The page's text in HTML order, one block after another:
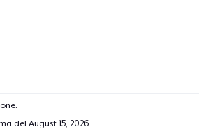
del August 15, 2026.